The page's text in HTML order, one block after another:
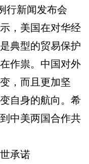
新闻发布会
，美国在对华经
典型的贸易保护
作祟。中国对外
，而且更加坚
自身的航向。希
中美两国合作共
承诺